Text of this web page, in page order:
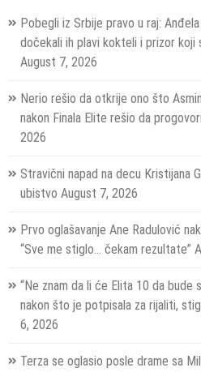
Pobegli iz Srbije pravo u raj:
dočekali ih plavi kokteli i prizor koji
August 7, 2026
Nerio rešio da otkrije ono što
nakon Finala Elite rešio da
2026
Stravični napad na decu Kristijana
ubistvo August 7, 2026
Prvo oglašavanje Ane Radulović
“Sve me stiglo… čekam rezultate”
“Ne znam da li će Elita 10 da bude
nakon što je potpisala za rijaliti,
6, 2026
Terza se oglasio posle drame sa